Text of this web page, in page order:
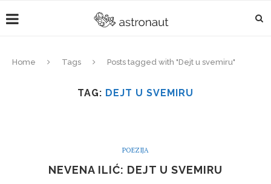
Home Tags Posts tagged with "Dejt u svemiru"
TAG: DEJT U SVEMIRU
POEZIJA
NEVENA ILIĆ: DEJT U SVEMIRU